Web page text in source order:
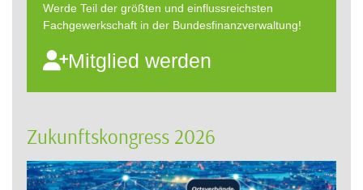
Werde Teil der größten und einflussreichsten
Fachgewerkschaft in der Bundesfinanzverwaltung!
Mitglied werden
Zukunftskongress 2026